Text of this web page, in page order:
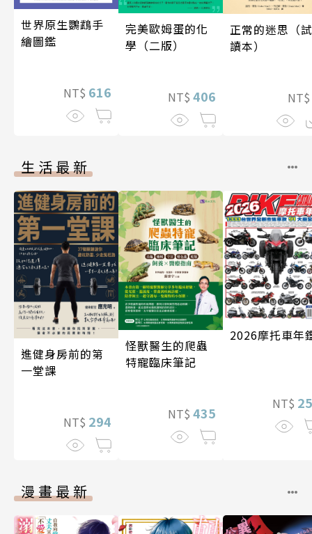
世界原生鸚鵡手
繪圖鑑
NT$ 616
完美歐姆蛋的化
學（二版）
NT$ 406
正常的迷思（試
讀本）
NT$
生活最新
進健身房前的第
一堂課
NT$ 294
怪獸醫生的爬蟲
特寵臨床筆記
NT$ 435
2026摩托車年
NT$
漫畫最新